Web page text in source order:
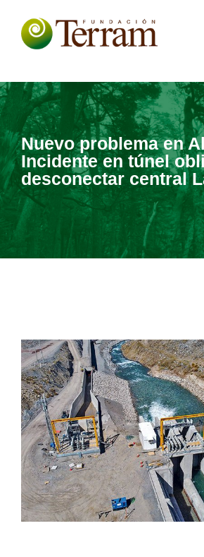
Nuevo problema en
Incidente en túnel
desconectar central